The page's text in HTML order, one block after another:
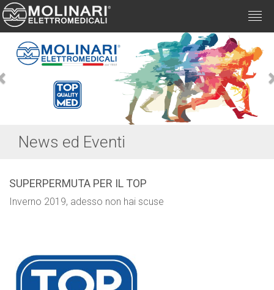
Previous
News ed Eventi
SUPERPERMUTA PER IL TOP
Inverno 2019, adesso non hai scuse